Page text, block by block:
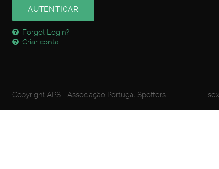
AUTENTICAR
Forgot Login?
Criar conta
Copyright APS - Associação Portugal Spotters